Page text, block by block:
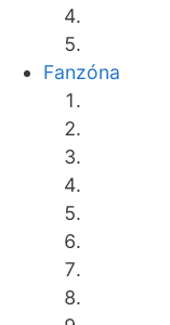
Fanzóna